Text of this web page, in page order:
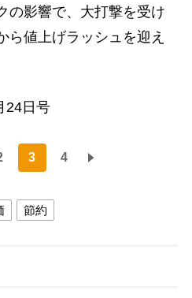
影響で、大打撃を受け
ら値上げラッシュを迎え
24日号
3 4
節約